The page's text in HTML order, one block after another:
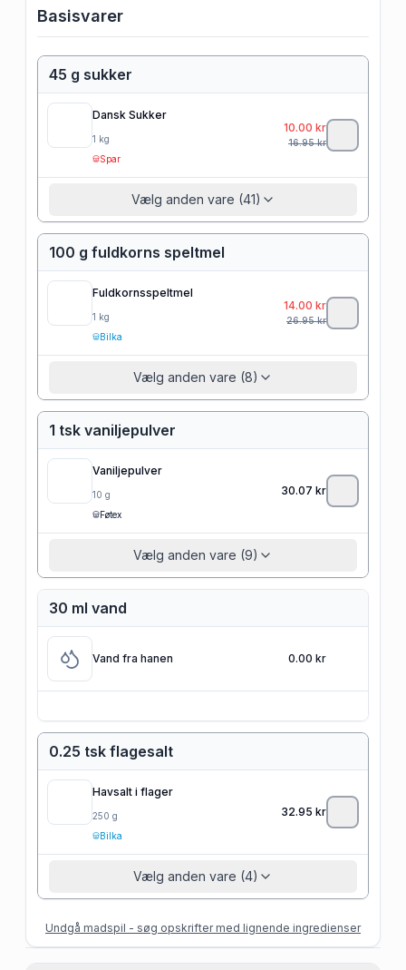
Basisvarer
45 g sukker
Dansk Sukker
1 kg
Spar
10.00 kr
16.95kr
Vælg anden vare (41)
100 g fuldkorns speltmel
Fuldkornsspeltmel
1 kg
Bilka
14.00 kr
26.95kr
Vælg anden vare (8)
1 tsk vaniljepulver
Vaniljepulver
10 g
Føtex
30.07 kr
Vælg anden vare (9)
30 ml vand
Vand fra hanen 0.00 kr
0.25 tsk flagesalt
Havsalt i flager
250 g
Bilka
32.95 kr
Vælg anden vare (4)
Undgå madspil - søg opskrifter med lignende ingredienser